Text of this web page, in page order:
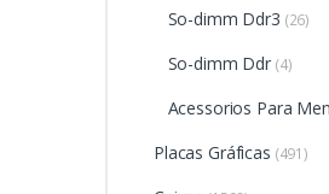
So-dimm Ddr3 (26)
So-dimm Ddr(4)
Acessorios Para
Placas Gráficas (491)